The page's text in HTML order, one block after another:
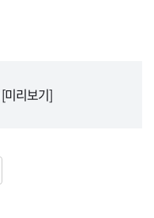
[미리보기]